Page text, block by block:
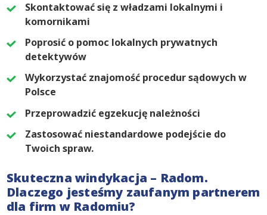
Skontaktować się z władzami lokalnymi i
komornikami
Poprosić o pomoc lokalnych prywatnych
detektywów
Wykorzystać znajomość procedur sądowych w
Polsce
Przeprowadzić egzekucję należności
Zastosować niestandardowe podejście do
Twoich spraw.
Skuteczna windykacja – Radom.
Dlaczego jesteśmy zaufanym partnerem
dla firm w Radomiu?